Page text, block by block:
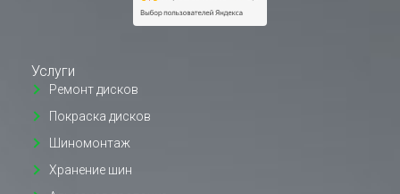
Услуги
Ремонт дисков
Покраска дисков
Шиномонтаж
Хранение шин